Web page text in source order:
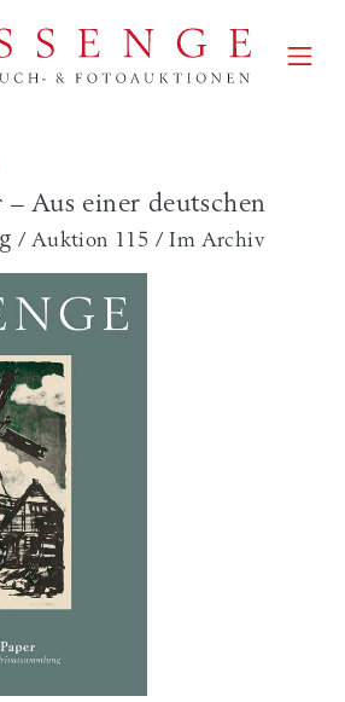
– Aus einer deutschen
/ Auktion 115 / Im Archiv